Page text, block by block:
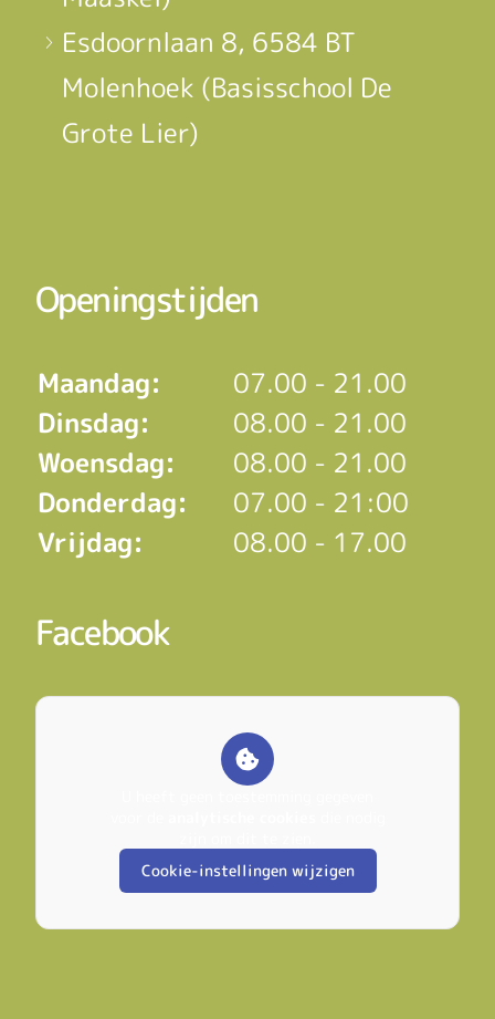
Esdoornlaan 8, 6584 BT
Molenhoek (Basisschool De
Grote Lier)
Openingstijden
Maandag:
07.00 - 21.00
Dinsdag:
08.00 - 21.00
Woensdag:
08.00 - 21.00
Donderdag:
07.00 - 21:00
Vrijdag:
08.00 - 17.00
Facebook
Cookie-instellingen wijzigen